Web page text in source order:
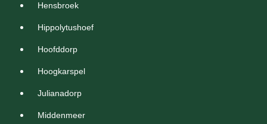
Hensbroek
Hippolytushoef
Hoofddorp
Hoogkarspel
Julianadorp
Middenmeer